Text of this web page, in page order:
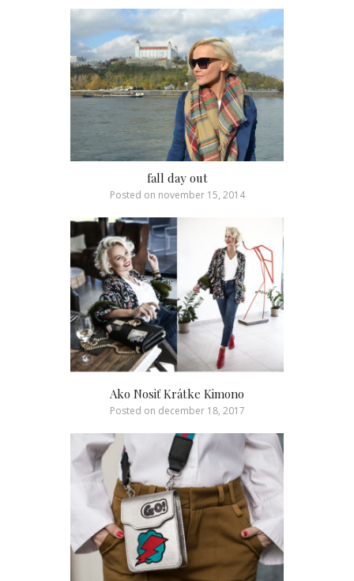
fall day out
Posted on november 15, 2014
Ako Nosiť Krátke Kimono
Posted on december 18, 2017